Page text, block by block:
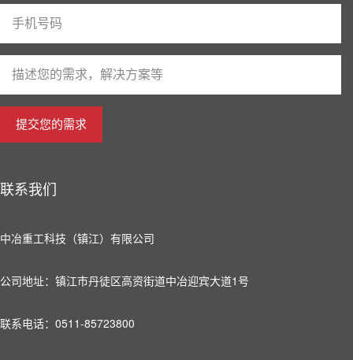
提交您的需求
联系我们
中冶重工科技（镇江）有限公司
公司地址：镇江市丹徒区高资街道中冶迎宾大道1号
联系电话：0511-85723800